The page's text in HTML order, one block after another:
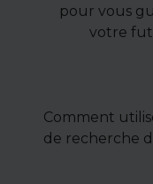
pour vous
votre
Comment
de recherche